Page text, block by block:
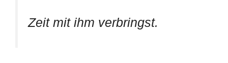
Zeit mit ihm verbringst.